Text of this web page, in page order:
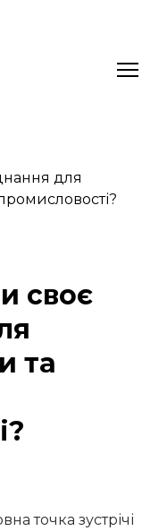
своє
та
точка зустрічі